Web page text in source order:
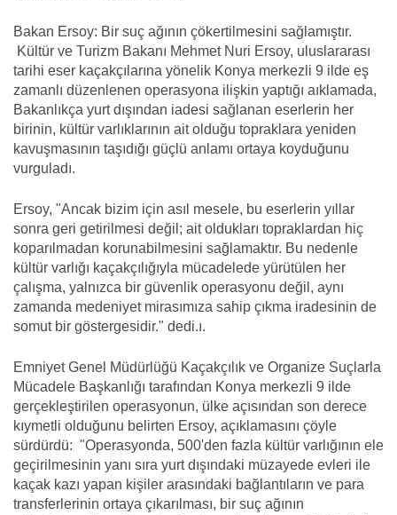
Bakan Ersoy: Bir suç ağının çökertilmesini sağlamıştır.
Kültür ve Turizm Bakanı Mehmet Nuri Ersoy, uluslararası
tarihi eser kaçakçılarına yönelik Konya merkezli 9 ilde eş
zamanlı düzenlenen operasyona ilişkin yaptığı aıklamada,
Bakanlıkça yurt dışından iadesi sağlanan eserlerin her
birinin, kültür varlıklarının ait olduğu topraklara yeniden
kavuşmasının taşıdığı güçlü anlamı ortaya koyduğunu
vurguladı.
Ersoy, "Ancak bizim için asıl mesele, bu eserlerin yıllar
sonra geri getirilmesi değil; ait oldukları topraklardan hiç
koparılmadan korunabilmesini sağlamaktır. Bu nedenle
kültür varlığı kaçakçılığıyla mücadelede yürütülen her
çalışma, yalnızca bir güvenlik operasyonu değil, aynı
zamanda medeniyet mirasımıza sahip çıkma iradesinin de
somut bir göstergesidir." dedi.ı.
Emniyet Genel Müdürlüğü Kaçakçılık ve Organize Suçlarla
Mücadele Başkanlığı tarafından Konya merkezli 9 ilde
gerçekleştirilen operasyonun, ülke açısından son derece
kıymetli olduğunu belirten Ersoy, açıklamasını çöyle
sürdürdü: "Operasyonda, 500'den fazla kültür varlığının ele
geçirilmesinin yanı sıra yurt dışındaki müzayede evleri ile
kaçak kazı yapan kişiler arasındaki bağlantıların ve para
transferlerinin ortaya çıkarılması, bir suç ağının